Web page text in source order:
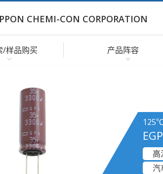
CHEMI-CON CORPORATION
/样品购买 产品阵容
高
汽